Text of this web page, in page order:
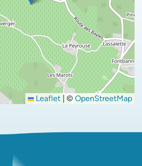
Leaflet | © OpenStreetMap